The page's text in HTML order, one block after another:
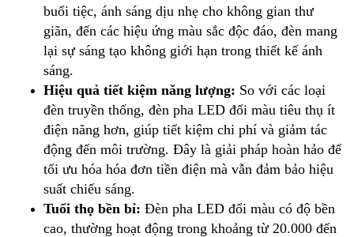
buổi tiệc, ánh sáng dịu nhẹ cho không gian thư
giãn, đến các hiệu ứng màu sắc độc đáo, đèn mang
lại sự sáng tạo không giới hạn trong thiết kế ánh
sáng.
Hiệu quả tiết kiệm năng lượng: So với các loại
đèn truyền thống, đèn pha LED đổi màu tiêu thụ ít
điện năng hơn, giúp tiết kiệm chi phí và giảm tác
động đến môi trường. Đây là giải pháp hoàn hảo để
tối ưu hóa hóa đơn tiền điện mà vẫn đảm bảo hiệu
suất chiếu sáng.
Tuổi thọ bền bỉ: Đèn pha LED đổi màu có độ bền
cao, thường hoạt động trong khoảng từ 20.000 đến